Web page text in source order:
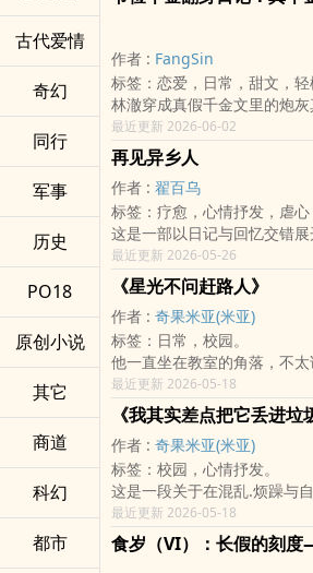
古代爱情
奇幻
同行
军事
历史
PO18
原创小说
其它
商道
科幻
都市
陈建宏却第一次生气了。
「哥差的是那点钱吗？」
他差的不是钱。
他只是太久没有听见有人问他
这是一个关于AI、恋爱、诈
剧。
也是一个不擅长被爱的人，和
慢学会「陪伴」的故事。
些他曾以为的不可理喻背后
好不容易冰释前嫌的父子关系
考验——林建国被诊断出患有
记忆的沙漏开始倒流，曾经威
忘记回家的路，甚至慢慢遗忘
其来的家庭冲击与长照压力
泪水与欢笑交织的日常中学
忘」也关于「永远记住」的故
大脑的记忆被抹去，但爱早已
忆……
事故调查结果显示，邓子琪
成功避免了一场更大的灾难
舆论与保住股价，仍选择将她
网路舆论持续延烧，而创伤后
正常面对飞行。最终，她被迫
美国后，邓子琪回到多年未归
安仕飞行学校担任地面教官
纵杆，只愿意待在模拟机与
接触。她以为自己的人生已经
丁。
郑卜丁，是都兰监狱的新进
个性内向、不善交际的他，从
学习障碍长期遭受嘲笑。好
因为不懂巴结、不够圆滑，
人。在监狱高墙里，学长学弟
根错节。有人靠关系升迁，有
择沉默保命。卜丁每天面对的
个逐渐腐败的体制。
他唯一能喘息的时候，是擡
小时候的卜丁曾梦想成为飞
资源的他而言，「飞行」像是
能把梦藏起来，日复一日在监
像被困在永远没有出口的跑道
闯进邓子琪任教的飞行学校。
飞机驾驶舱，也是他第一次
开现在的人生。
电话，只敢盯着手机等。她
后来她走了。六天后才被发现
这是一个母亲被孩子遗忘的
的。
作者 : FangSin
标签：恋爱，日常，甜文，轻
林澈穿成真假千金文里的炮灰
原剧情中，她回到豪门后拼命
婚夫，最后被误解、被厌弃
可这一世，林澈醒来第一件
的霸总贺行州「退货」。
她不争宠，不抢人，不复仇，
她只想好好吃饭、认真存钱
父母塞黑卡，她问：「月费谁
贺行州送珠宝，她问：「能折
假千金炫耀名牌包，她淡定
有点高。」
所有人都以为她穷酸、抠门、
可后来，林澈靠记帐、比价、
爆红全网，硬是把「节俭」过
生态度。
而原本冷漠禁欲的贺行州，
成默默学会陪她逛超市、算满
他曾以为爱一个人，就是给钱
直到遇见林澈，他才明白，
生，而是陪她过她喜欢的生活
林澈不争不抢，却让父母学会
最近更新 2026-06-02
再见异乡人
作者 : 翟百乌
标签：疗愈，心情抒发，虐心
这是一部以日记与回忆交错展
弟弟在哥哥死后整理遗物，逐
眼、聪明、总是微笑的哥哥
被理解之中。
透过一本本日记、一封封信，
迹，弟弟慢慢拼凑出哥哥真
一个极度在意他人目光、努力
的人；
一个渴望被理解，却始终无
故事以安静而压抑的笔调，
疑，以及人与人之间难以言说
而在那些冰冷的房间、未完成
也藏着哥哥最后的温柔。
最近更新 2026-05-26
《星光不问赶路人》
作者 : 奇果米亚(米亚)
标签：日常，校园。
他一直坐在教室的角落，不太
因为一个图书馆整理比赛，他
灰尘.还有一个叫子涵的同学。
没有戏剧性的改变，只是某
开一切。
最近更新 2026-05-18
《我其实差点把它丢进垃
作者 : 奇果米亚(米亚)
标签：校园，心情抒发。
这是一段关于在混乱.烦躁与
扔选择送出的故事。
最后的结果不是重点，重点
间。
最近更新 2026-05-18